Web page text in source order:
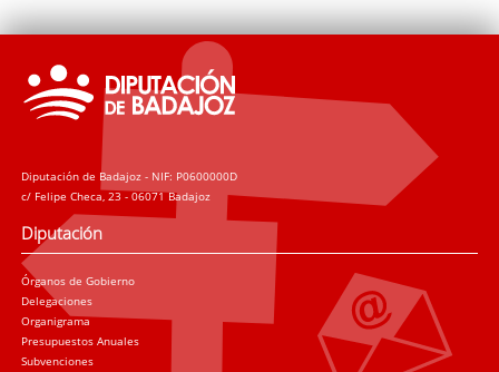
Diputación de Badajoz - NIF: P0600000D
c/ Felipe Checa, 23 - 06071 Badajoz
Diputación
Órganos de Gobierno
Delegaciones
Organigrama
Presupuestos Anuales
Subvenciones